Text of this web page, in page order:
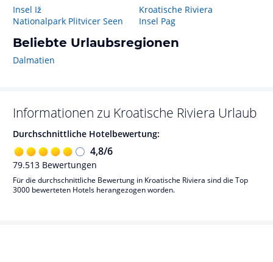
Insel Iž
Nationalpark Plitvicer Seen
Kroatische Riviera
Insel Pag
Beliebte Urlaubsregionen
Dalmatien
Informationen zu Kroatische Riviera Urlaub
Durchschnittliche Hotelbewertung:
4,8/6
79.513 Bewertungen
Für die durchschnittliche Bewertung in Kroatische Riviera sind die Top
3000 bewerteten Hotels herangezogen worden.